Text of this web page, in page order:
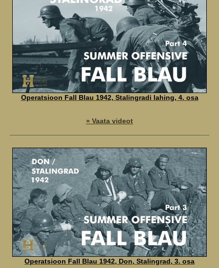
Operatsioon Fall Blau 1942, Stalingradi lahing, 4. osa
» Vaata videot
Operatsioon Fall Blau 1942, Don, Stalingrad, 3. osa